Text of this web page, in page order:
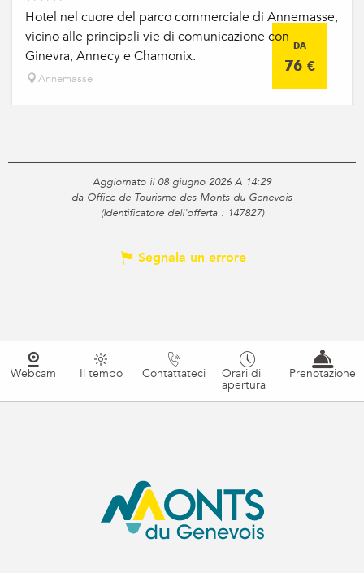
DA
76 €
Hotel nel cuore del parco commerciale di Annemasse,
vicino alle principali vie di comunicazione con
Ginevra, Annecy e Chamonix.
Annemasse
Aggiornato il 08 giugno 2026 A 14:29
da Office de Tourisme des Monts du Genevois
(Identificatore dell'offerta : 147827)
Segnala un errore
Webcam Il tempo Contattateci Orari di
apertura
Prenotazione